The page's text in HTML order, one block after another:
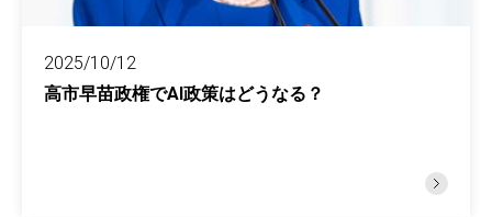
2025/10/12
高市早苗政権でAI政策はどうなる？